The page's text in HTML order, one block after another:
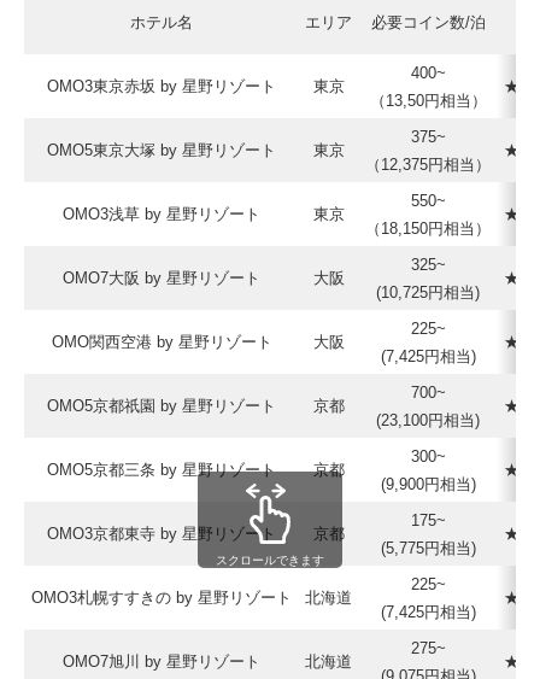
ホテル名 エリア 必要コイン数/泊
OMO3東京赤坂 by 星野リゾート 東京
400~
（13,50円相当）
OMO5東京大塚 by 星野リゾート 東京
375~
（12,375円相当）
OMO3浅草 by 星野リゾート 東京
550~
（18,150円相当）
OMO7大阪 by 星野リゾート 大阪
325~
(10,725円相当)
OMO関西空港 by 星野リゾート 大阪
225~
(7,425円相当)
OMO5京都祇園 by 星野リゾート 京都
700~
(23,100円相当)
OMO5京都三条 by 星野リゾート 京都
300~
(9,900円相当)
OMO3京都東寺 by 星野リゾート 京都
175~
(5,775円相当)
OMO3札幌すすきの by 星野リゾート 北海道
225~
(7,425円相当)
OMO7旭川 by 星野リゾート 北海道
275~
スクロールできます